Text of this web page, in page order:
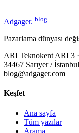
Adgager. blog
Pazarlama dünyası
ARI Teknokent ARI 3
34467 Sarıyer / İstanbul
blog@adgager.com
Keşfet
Ana sayfa
Tüm yazılar
Arama